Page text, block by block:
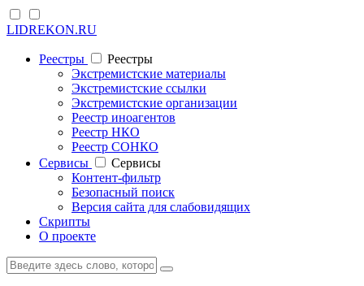
LIDREKON.RU
Реестры
Реестры
Экстремистские материалы
Экстремистские ссылки
Экстремистские организации
Реестр иноагентов
Реестр НКО
Реестр СОНКО
Cервисы
Cервисы
Контент-фильтр
Безопасный поиск
Версия сайта для слабовидящих
Скрипты
О проекте